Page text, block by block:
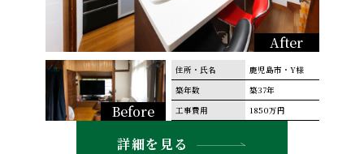
After
Before
住所・氏名
鹿児島市・Y様
築年数
築37年
工事費用
1850万円
詳細を見る